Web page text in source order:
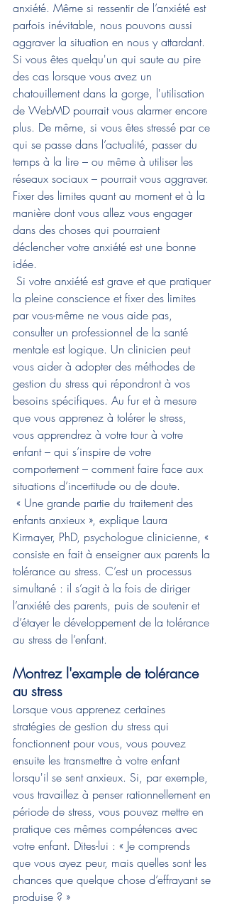
anxiété. Même si ressentir de l’anxiété est
parfois inévitable, nous pouvons aussi
aggraver la situation en nous y attardant.
Si vous êtes quelqu'un qui saute au pire
des cas lorsque vous avez un
chatouillement dans la gorge, l'utilisation
de WebMD pourrait vous alarmer encore
plus. De même, si vous êtes stressé par ce
qui se passe dans l’actualité, passer du
temps à la lire – ou même à utiliser les
réseaux sociaux – pourrait vous aggraver.
Fixer des limites quant au moment et à la
manière dont vous allez vous engager
dans des choses qui pourraient
déclencher votre anxiété est une bonne
idée.
la pleine conscience et fixer des limites
par vous-même ne vous aide pas,
consulter un professionnel de la santé
mentale est logique. Un clinicien peut
vous aider à adopter des méthodes de
gestion du stress qui répondront à vos
besoins spécifiques. Au fur et à mesure
que vous apprenez à tolérer le stress,
vous apprendrez à votre tour à votre
enfant – qui s’inspire de votre
comportement – ​​comment faire face aux
situations d’incertitude ou de doute.
enfants anxieux », explique Laura
Kirmayer, PhD, psychologue clinicienne, «
consiste en fait à enseigner aux parents la
tolérance au stress. C’est un processus
simultané : il s’agit à la fois de diriger
l’anxiété des parents, puis de soutenir et
d’étayer le développement de la tolérance
au stress de l’enfant.
Montrez l'example de tolérance
au stress
Lorsque vous apprenez certaines
stratégies de gestion du stress qui
fonctionnent pour vous, vous pouvez
ensuite les transmettre à votre enfant
lorsqu'il se sent anxieux. Si, par exemple,
vous travaillez à penser rationnellement en
période de stress, vous pouvez mettre en
pratique ces mêmes compétences avec
votre enfant. Dites-lui : « Je comprends
que vous ayez peur, mais quelles sont les
chances que quelque chose d’effrayant se
produise ? »